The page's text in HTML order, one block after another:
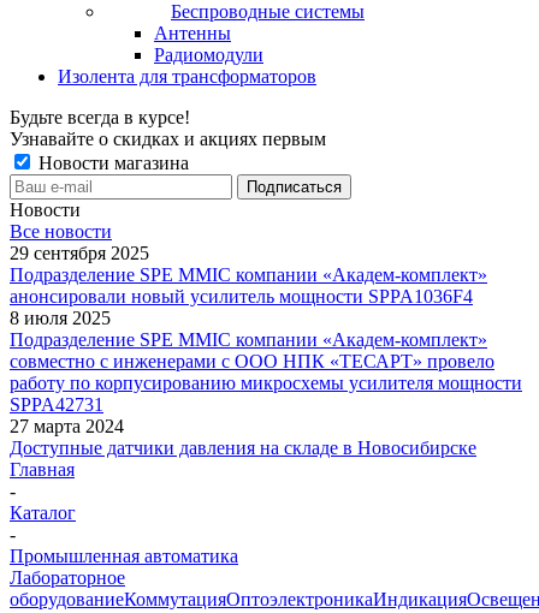
Беспроводные системы
Антенны
Радиомодули
Изолента для трансформаторов
Будьте всегда в курсе!
Узнавайте о скидках и акциях первым
Новости магазина
Новости
Все новости
29 сентября 2025
Подразделение SPE MMIC компании «Академ-комплект»
анонсировали новый усилитель мощности SPPA1036F4
8 июля 2025
Подразделение SPE MMIC компании «Академ-комплект»
совместно с инженерами с ООО НПК «ТЕСАРТ» провело
работу по корпусированию микросхемы усилителя мощности
SPPA42731
27 марта 2024
Доступные датчики давления на складе в Новосибирске
Главная
-
Каталог
-
Промышленная автоматика
Лабораторное
оборудованиеКоммутацияОптоэлектроникаИндикация